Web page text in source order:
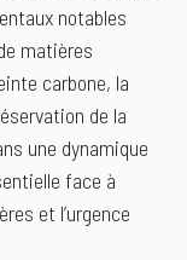
notables
matières
carbone, la
de la
une dynamique
face à
et l’urgence